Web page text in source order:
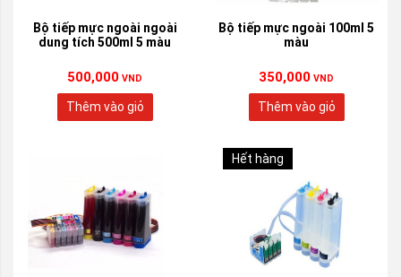
Bộ tiếp mực ngoài ngoài
dung tích 500ml 5 màu
500,000 VND
Thêm vào giỏ
Bộ tiếp mực ngoài 100ml 5
màu
350,000 VND
Thêm vào giỏ
Hết hàng